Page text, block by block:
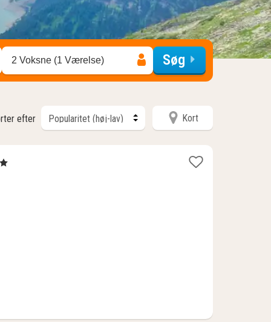
2 Voksne (1 Værelse) Søg
efter Kort